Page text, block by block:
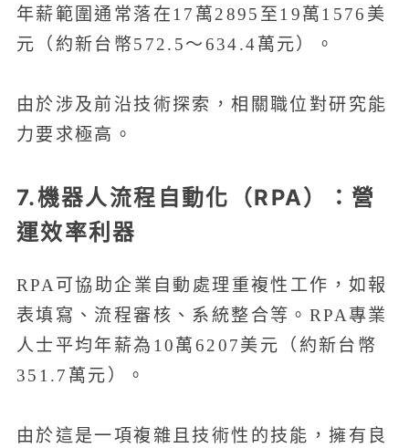
年薪範圍通常落在17萬2895至19萬1576美
元（約新台幣572.5～634.4萬元）。
由於涉及前沿技術探索，相關職位對研究能
力要求極高。
7.機器人流程自動化（RPA）：營
運效率利器
RPA可協助企業自動處理重複性工作，如報
表填寫、流程審核、系統整合等。RPA專業
人士平均年薪為10萬6207美元（約新台幣
351.7萬元）。
由於這是一項複雜且技術性的技能，擁有良